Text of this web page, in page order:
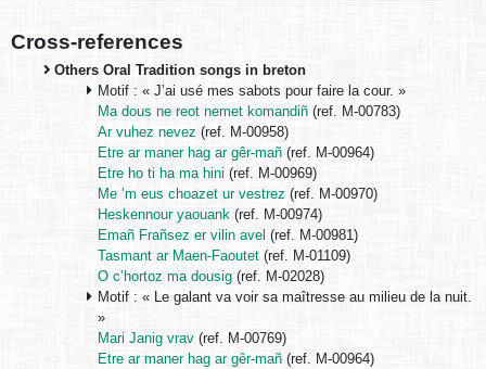
Cross-references
Others Oral Tradition songs in breton
Motif : « J’ai usé mes sabots pour faire la cour. »
Ma dous ne reot nemet komandiñ (ref. M-00783)
Ar vuhez nevez (ref. M-00958)
Etre ar maner hag ar gêr-mañ (ref. M-00964)
Etre ho ti ha ma hini (ref. M-00969)
Me ’m eus choazet ur vestrez (ref. M-00970)
Heskennour yaouank (ref. M-00974)
Emañ Frañsez er vilin avel (ref. M-00981)
Tasmant ar Maen-Faoutet (ref. M-01109)
O c’hortoz ma dousig (ref. M-02028)
Motif : « Le galant va voir sa maîtresse au milieu de la nuit.
»
Mari Janig vrav (ref. M-00769)
Etre ar maner hag ar gêr-mañ (ref. M-00964)